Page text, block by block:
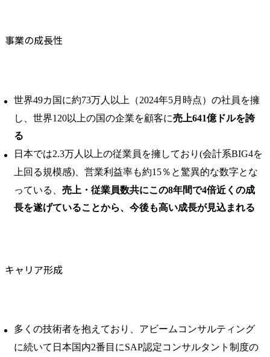
事業の成長性
世界49カ国に約73万人以上（2024年5月時点）の社員を擁
し、世界120以上の国の企業を顧客に売上641億ドルを誇
る
日本では2.3万人以上の従業員を擁しており(会計系BIG4を
上回る規模感)、営業利益率も約15％と驚異的な数字とな
っている、 売上・従業員数共にこの8年間で4倍近くの成
長を遂げていることから、今後も高い成長が見込まれる
キャリア形成
多くの技術者を抱えており、アビームコンサルティング
に続いて日本国内2番目にSAP認定コンサルタント制度の